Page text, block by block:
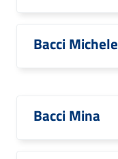
Bacci Michele
Bacci Mina